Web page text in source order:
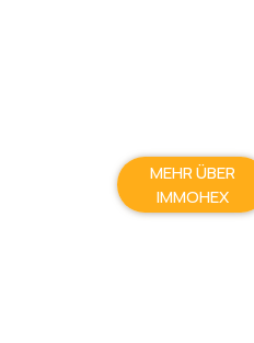
MEHR ÜBER
IMMOHEX